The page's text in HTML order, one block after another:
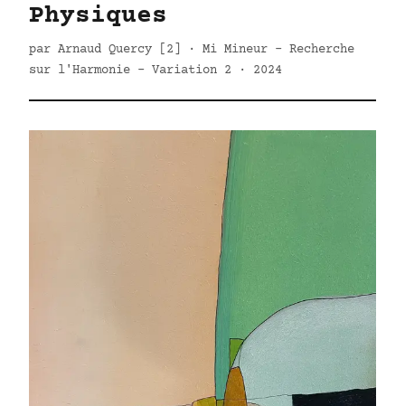
Physiques
par Arnaud Quercy [2] · Mi Mineur - Recherche
sur l'Harmonie - Variation 2 · 2024